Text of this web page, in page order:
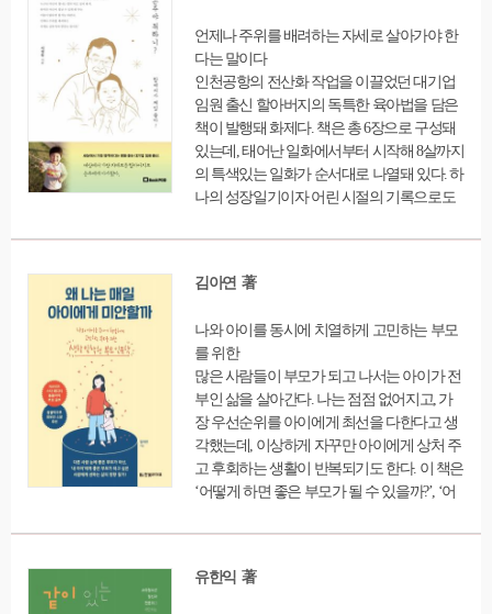
러움이 가득한 마음으로 바꿔주는, 곱씹을수
록 힘이 나는 주문 같은 문장들이 가득하다.
아침에 먹는 비타민처럼, 저녁에 먹는 초콜릿
처럼 하나씩 읽어보면 마음이 한결 여유로워
지고 또 하나의 ‘오늘’을 살아갈 힘을 충전할
수 있을 것이다."
언제나 주위를 배려하는 자세로 살아가야 한
다는 말이다
인천공항의 전산화 작업을 이끌었던 대기업
임원 출신 할아버지의 독특한 육아법을 담은
책이 발행돼 화제다. 책은 총 6장으로 구성돼
있는데, 태어난 일화에서부터 시작해 8살까지
의 특색있는 일화가 순서대로 나열돼 있다. 하
나의 성장일기이자 어린 시절의 기록으로도
육아를 하고 있는 수많은 노년층에게 새로운
로 보인다. 저자는 매 장의 말미에 손주에 대
할아버지의 자애로운 메시지인 셈이다.
김아연 著
나와 아이를 동시에 치열하게 고민하는 부모
를 위한
많은 사람들이 부모가 되고 나서는 아이가 전
부인 삶을 살아간다. 나는 점점 없어지고, 가
장 우선순위를 아이에게 최선을 다한다고 생
각했는데, 이상하게 자꾸만 아이에게 상처 주
고 후회하는 생활이 반복되기도 한다. 이 책은
‘어떻게 하면 좋은 부모가 될 수 있을까?’, ‘어
될까?’를 고민하는 부모에게 권하는 마음 성
는 아이가 우리 품을 떠나 건강하게 살아갈 수
유한익 著